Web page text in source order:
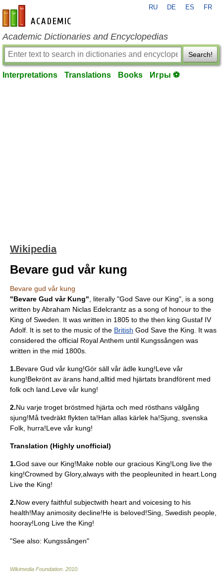
en-academic.com
RU DE ES FR
Academic Dictionaries and Encyclopedias
Search!
Interpretations Translations Books Игры ⚽
Wikipedia
Bevare gud vår kung
Bevare gud vår kung
"Bevare Gud vår Kung" , literally "God Save our King", is a song
written byAbraham Niclas Edelcrantz as a song of honour to the
King of Sweden . It was written in 1805 to the then king Gustaf IV
Adolf . It is set to the music of the British God Save the King . It was
considered the official Royal Anthem until Kungssången was
written in the mid 1800s.
1.Bevare Gud vår kung!Gör säll vår ädle kung!Leve vår
kung!Bekrönt av ärans hand,alltid med hjärtats brandförent med
folk och land.Leve vår kung!
2.Nu varje troget bröstmed hjärta och med rösthans välgång
sjung!Må tvedräkt flykten ta!Han allas kärlek ha!Sjung, svenska
Folk, hurra!Leve vår kung!
Translation (Highly unofficial)
1.God save our King!Make noble our gracious King!Long live the
king!Crowned by Glory,always with the peopleunited in heart.Long
Live the King!
2.Now every faithful subjectwith heart and voicesing to his
health!May animosity decline!He is beloved!Sing, Swedish people,
hooray!Long Live the King!
"See also: Kungssången"
Wikimedia Foundation 2010